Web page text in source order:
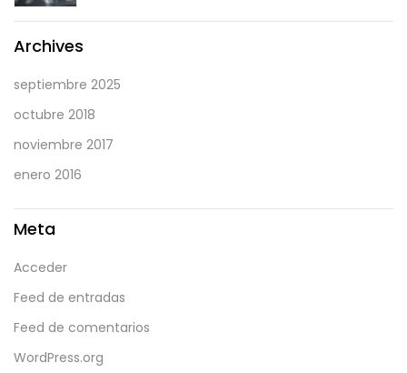
Archives
septiembre 2025
octubre 2018
noviembre 2017
enero 2016
Meta
Acceder
Feed de entradas
Feed de comentarios
WordPress.org